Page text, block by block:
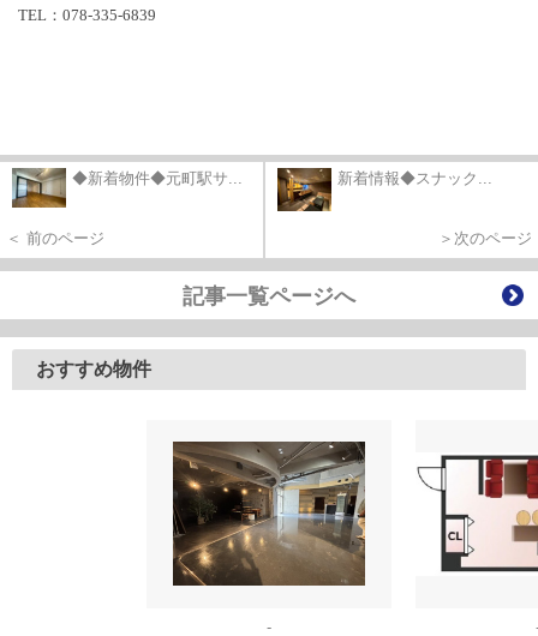
TEL ： 078-335-6839
◆新着物件◆元町駅サ...
＜ 前のページ
新着情報◆スナック...
＞次のページ
記事一覧ページへ
おすすめ物件
-